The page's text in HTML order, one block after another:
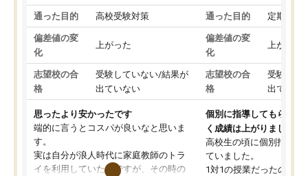
通った目的 高校受験対策
偏差値の変
化
上がった
志望校の合
格
受験していない/結果が
出ていない
思ったより安かったです
端的に言うとコスパが良いなと思いま
す。
実は自分が浪人時代に家庭教師のトラ
イを利用していたのですが、その時の
通った目的 定期テス
偏差値の変
化
上がった
志望校の合
格
受験して
出ていな
個別に指導してもらえる
く成績は上がりました。
高校生の頃に個別指導の
ていました。
1対1の授業だったので、